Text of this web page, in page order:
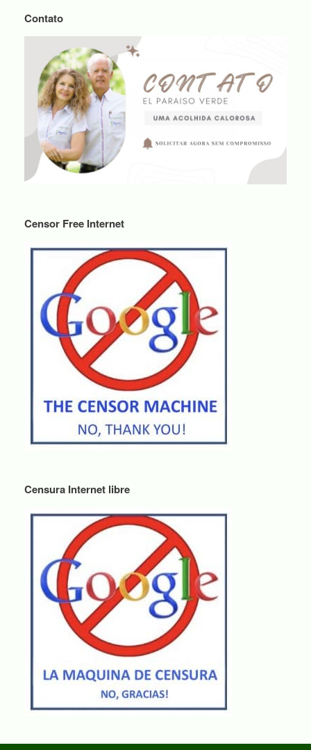
Contato
Censor Free Internet
Censura Internet libre